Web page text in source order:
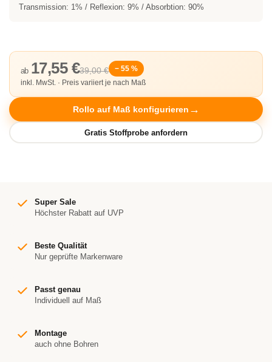
Transmission: 1% / Reflexion: 9% / Absorbtion: 90%
39,00 €
ab 17,55 €
− 55 %
inkl. MwSt. · Preis variiert je nach Maß
Rollo auf Maß konfigurieren
Super Sale
Höchster Rabatt auf UVP
Beste Qualität
Nur geprüfte Markenware
Passt genau
Individuell auf Maß
Montage
auch ohne Bohren